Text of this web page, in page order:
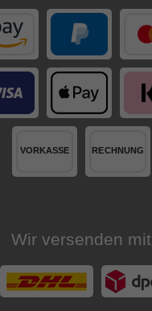
Wir versenden mit